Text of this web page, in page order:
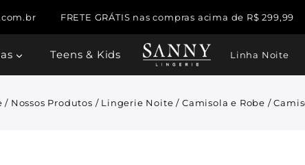
FRETE GRÁTIS nas compras acima de R$ 299,99
Teens & Kids Linha Noite
/ Nossos Produtos / Lingerie Noite / Camisola e Robe /